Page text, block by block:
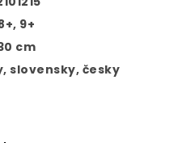
9+
cm
slovensky, česky